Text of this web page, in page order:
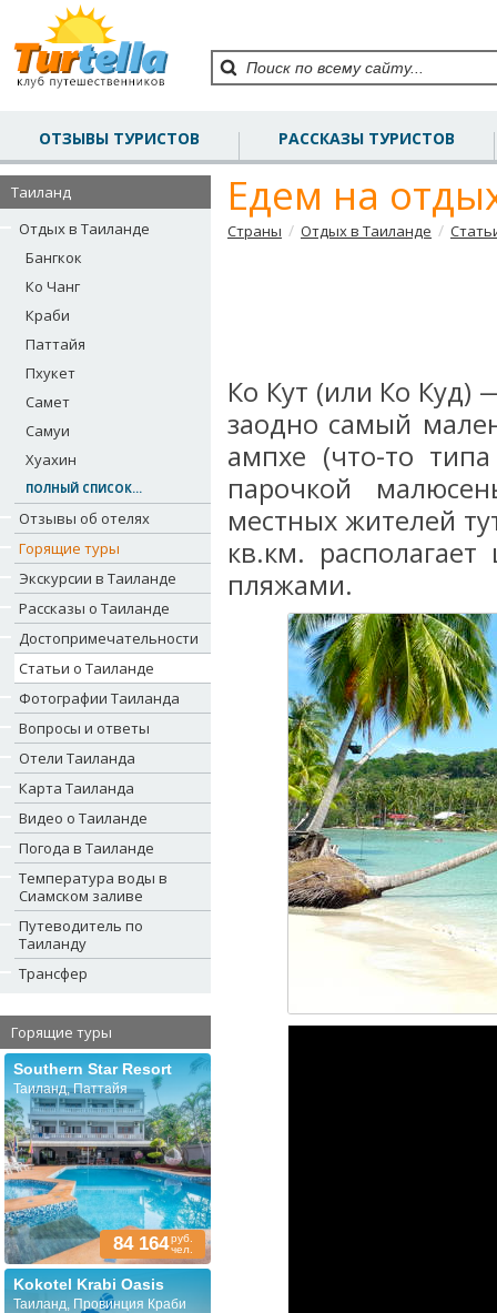
ОТЗЫВЫ ТУРИСТОВ РАССКАЗЫ ТУРИСТОВ
Таиланд
Отдых в Таиланде
Бангкок
Ко Чанг
Краби
Паттайя
Пхукет
Самет
Самуи
Хуахин
ПОЛНЫЙ СПИСОК...
Отзывы об отелях
Горящие туры
Экскурсии в Таиланде
Рассказы о Таиланде
Достопримечательности
Статьи о Таиланде
Фотографии Таиланда
Вопросы и ответы
Отели Таиланда
Карта Таиланда
Видео о Таиланде
Погода в Таиланде
Температура воды в
Сиамском заливе
Путеводитель по
Таиланду
Трансфер
Горящие туры
Southern Star Resort
Таиланд, Паттайя
84 164руб.
чел.
Kokotel Krabi Oasis
Таиланд, Провинция Краби
Едем на
Страны / Отдых в Таиланде /
Ко Кут (или Ко Куд)
заодно самый
ампхе (что-то
парочкой
местных жителей
кв.км.
пляжами.